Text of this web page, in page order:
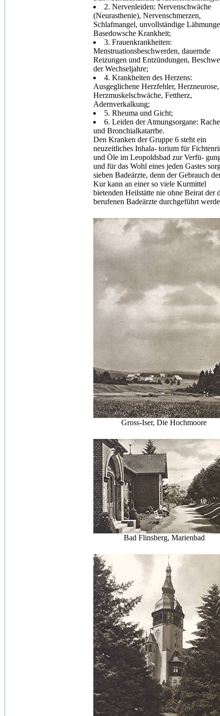
2. Nervenleiden: Nervenschwäche
(Neurasthenie), Nervenschmerzen,
Schlafmangel, unvollständige
Basedowsche Krankheit;
3. Frauenkrankheiten:
Menstruationsbeschwerden, dauernde
Reizungen und Entzündungen,
der Wechseljahre;
4. Krankheiten des Herzens:
Ausgeglichene Herzfehler, Herzneurose,
Herzmuskelschwäche, Fettherz,
Adernverkalkung;
5. Rheuma und Gicht;
6. Leiden der Atmungsorgane:
und Bronchialkatarrhe.
Den Kranken der Gruppe 6 steht ein
neuzeitliches Inhala- torium für
und Öle im Leopoldsbad zur Verfü-
und für das Wohl eines jeden Gastes
sieben Badeärzte, denn der Gebrauch
Kur kann an einer so viele Kurmittel
bietenden Heilstätte nie ohne Beirat der
berufenen Badeärzte durchgeführt
Gross-Iser, Die Hochmoore
Bad Flinsberg, Marienbad